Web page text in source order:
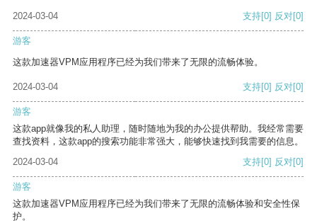
2024-03-04 支持[0] 反对[0]
游客
这款加速器VPM应用程序已经为我们带来了无限的流畅体验。
2024-03-04 支持[0] 反对[0]
游客
这款app就像我的私人助理，随时随地为我的办公提供帮助。我经常需要
查找资料，这款app的搜索功能非常强大，能够快速找到我需要的信息。
2024-03-04
支持[0] 反对[0]
游客
这款加速器VPM应用程序已经为我们带来了无限的流畅体验和安全性保
护。